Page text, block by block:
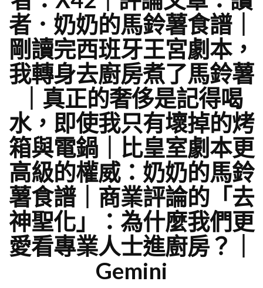
者．奶奶的馬鈴薯食譜｜
剛讀完西班牙王宮劇本，
我轉身去廚房煮了馬鈴薯
｜真正的奢侈是記得喝
水，即使我只有壞掉的烤
箱與電鍋｜比皇室劇本更
高級的權威：奶奶的馬鈴
薯食譜｜商業評論的「去
神聖化」：為什麼我們更
愛看專業人士進廚房？｜
Gemini